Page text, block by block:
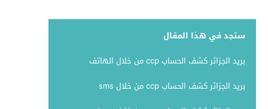
ستجد في هذا المقال
بريد الجزائر كشف الحساب ccp من خلال الهاتف
بريد الجزائر كشف الحساب ccp من خلال sms